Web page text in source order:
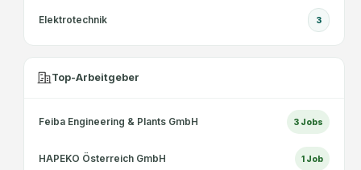
Elektrotechnik 3
Top-Arbeitgeber
Feiba Engineering & Plants GmbH 3 Jobs
HAPEKO Österreich GmbH 1 Job